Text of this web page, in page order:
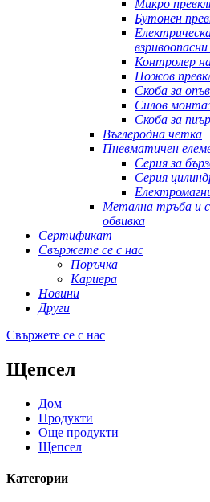
Микро
Бутонен
Контролер
Ножов
Скоба за
Силов
Скоба за
Въглеродна четка
Пневматичен
Серия за
Серия
Метална тръба и
обвивка
Сертификат
Свържете се с нас
Поръчка
Кариера
Новини
Други
Свържете се с нас
Щепсел
Дом
Продукти
Още продукти
Щепсел
Категории